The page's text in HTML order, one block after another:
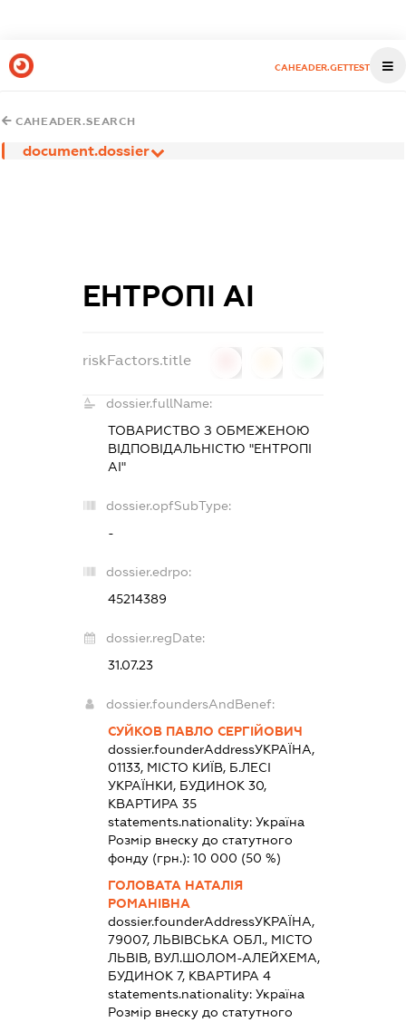
CAHEADER.GETTEST
CAHEADER.SEARCH
document.dossier
ЕНТРОПІ АІ
riskFactors.title
dossier.fullName:
ТОВАРИСТВО З ОБМЕЖЕНОЮ
ВІДПОВІДАЛЬНІСТЮ "ЕНТРОПІ
АІ"
dossier.opfSubType:
-
dossier.edrpo:
45214389
dossier.regDate:
31.07.23
dossier.foundersAndBenef:
СУЙКОВ ПАВЛО СЕРГІЙОВИЧ
dossier.founderAddressУКРАЇНА,
01133, МІСТО КИЇВ, Б.ЛЕСІ
УКРАЇНКИ, БУДИНОК 30,
КВАРТИРА 35
statements.nationality:Україна
Розмір внеску до статутного
фонду (грн.):10 000 (50 %)
ГОЛОВАТА НАТАЛІЯ
РОМАНІВНА
dossier.founderAddressУКРАЇНА,
79007, ЛЬВІВСЬКА ОБЛ., МІСТО
ЛЬВІВ, ВУЛ.ШОЛОМ-АЛЕЙХЕМА,
БУДИНОК 7, КВАРТИРА 4
statements.nationality:Україна
Розмір внеску до статутного